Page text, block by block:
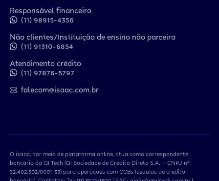
Responsável financeiro
(11) 98915-4356
Não clientes/Instituição de ensino não parceira
(11) 91310-6854
Atendimento crédito
(11) 97876-5797
falecom@isaac.com.br
O isaac, por meio de plataforma online, atua como correspondente
bancário da QI Tech (QI Sociedade de Crédito Direto S.A. - CNPJ nº
32.402.502/0001-35) para operações com CCBs (cédulas de crédito